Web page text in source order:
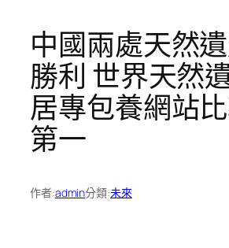
中國兩處天然
勝利 世界天然
居專包養網站
第一
作者:admin分類:未來